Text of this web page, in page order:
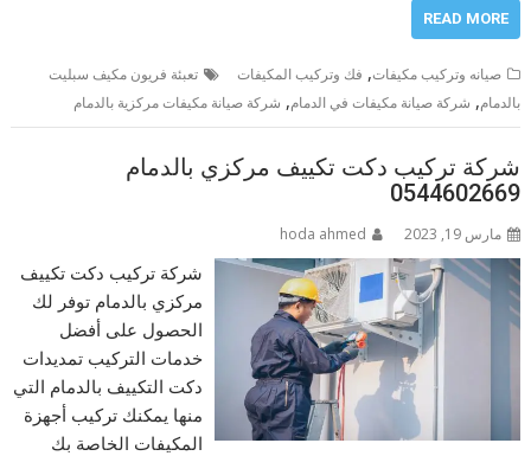
READ MORE
صيانه وتركيب مكيفات, فك وتركيب المكيفات
تعبئة فريون مكيف سبليت
بالدمام, شركة صيانة مكيفات في الدمام, شركة صيانة مكيفات مركزية بالدمام
شركة تركيب دكت تكييف مركزي بالدمام
0544602669
مارس 19, 2023 hoda ahmed
شركة تركيب دكت تكييف
مركزي بالدمام توفر لك
الحصول على أفضل
خدمات التركيب تمديدات
دكت التكييف بالدمام التي
منها يمكنك تركيب أجهزة
المكيفات الخاصة بك